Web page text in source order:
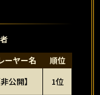
ーヤー名
順位
非公開】 1位